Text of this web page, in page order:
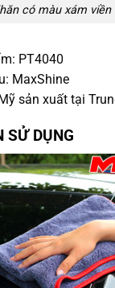
có màu xám viền
PT4040
MaxShine
sản xuất tại
SỬ DỤNG